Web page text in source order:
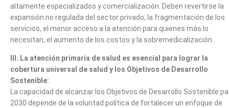
altamente especializados y comercialización. Deben revertirse la
expansión no regulada del sector privado, la fragmentación de los
servicios, el menor acceso a la atención para quienes más lo
necesitan, el aumento de los costos y la sobremedicalización.
III. La atención primaria de salud es esencial para lograr la
cobertura universal de salud y los Objetivos de Desarrollo
Sostenible:
La capacidad de alcanzar los Objetivos de Desarrollo Sostenible
2030 depende de la voluntad política de fortalecer un enfoque de